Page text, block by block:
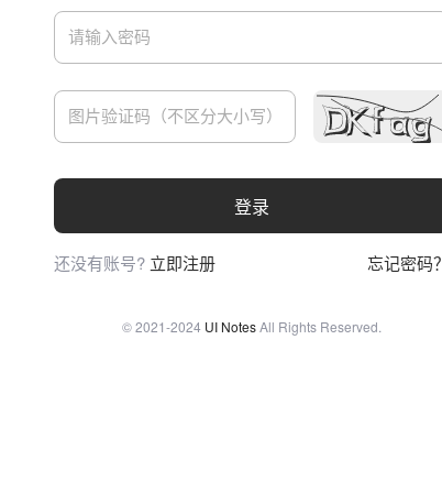
登录
还没有账号? 立即注册 忘记密码？
© 2021-2024 UI NotesAll Rights Reserved.